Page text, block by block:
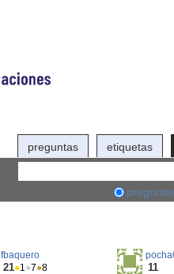
preguntas etiquetas
fbaquero
21●1●7●8 11